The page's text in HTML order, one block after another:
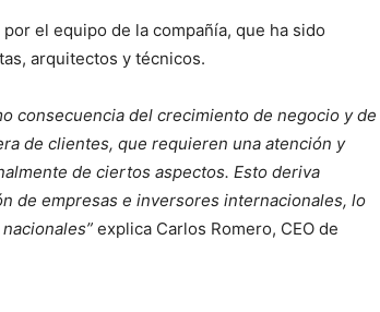
el equipo de la compañía, que ha sido
arquitectos y técnicos.
consecuencia del crecimiento de negocio y de
de clientes, que requieren una atención y
de ciertos aspectos. Esto deriva
de empresas e inversores internacionales, lo
explica Carlos Romero, CEO de